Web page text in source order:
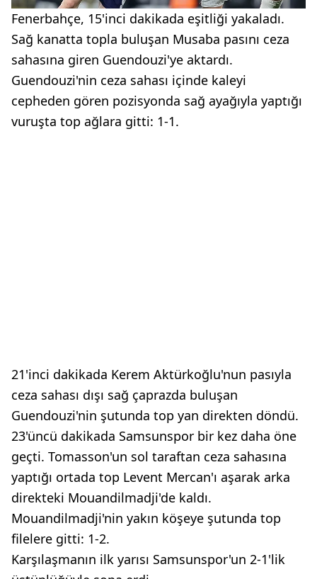
Fenerbahçe, 15'inci dakikada eşitliği yakaladı.
Sağ kanatta topla buluşan Musaba pasını ceza
sahasına giren Guendouzi'ye aktardı.
Guendouzi'nin ceza sahası içinde kaleyi
cepheden gören pozisyonda sağ ayağıyla yaptığı
vuruşta top ağlara gitti: 1-1.
21'inci dakikada Kerem Aktürkoğlu'nun pasıyla
ceza sahası dışı sağ çaprazda buluşan
Guendouzi'nin şutunda top yan direkten döndü.
23'üncü dakikada Samsunspor bir kez daha öne
geçti. Tomasson'un sol taraftan ceza sahasına
yaptığı ortada top Levent Mercan'ı aşarak arka
direkteki Mouandilmadji'de kaldı.
Mouandilmadji'nin yakın köşeye şutunda top
filelere gitti: 1-2.
Karşılaşmanın ilk yarısı Samsunspor'un 2-1'lik